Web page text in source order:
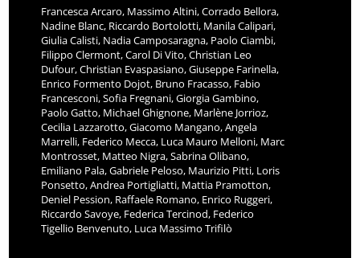
Francesca Arcaro, Massimo Altini, Corrado Bellora,
Nadine Blanc, Riccardo Bortolotti, Manila Calipari,
Giulia Calisti, Nadia Camposaragna, Paolo Ciambi,
Filippo Clermont, Carol Di Vito, Christian Leo
Dufour, Christian Evaspasiano, Giuseppe Farinella,
Enrico Formento Dojot, Bruno Fracasso, Fabio
Francesconi, Sofia Fregnani, Giorgia Gambino,
Paolo Gatto, Michael Ghignone, Marlène Jorrioz,
Cecilia Lazzarotto, Giacomo Mangano, Angela
Marrelli, Federico Mecca, Luca Mauro Melloni, Marc
Montrosset, Matteo Nigra, Sabrina Olibano,
Emiliano Pala, Gabriele Peloso, Maurizio Pitti, Loris
Ponsetto, Andrea Portigliatti, Mattia Pramotton,
Deniel Pession, Raffaele Romano, Enrico Ruggeri,
Riccardo Savoye, Federica Tercinod, Federico
Tigellio Benvenuto, Luca Massimo Trifilò